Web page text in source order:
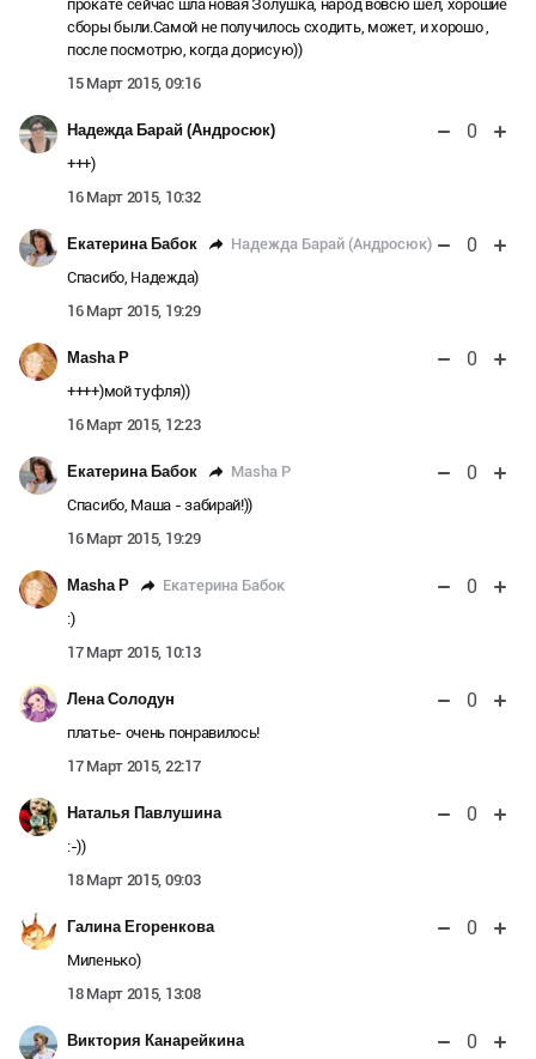
прокате сейчас шла новая Золушка, народ вовсю шел, хорошие
сборы были.Самой не получилось сходить, может, и хорошо ,
после посмотрю, когда дорисую))
15 Март 2015, 09:16
Надежда Барай (Андросюк) 0
+++)
16 Март 2015, 10:32
Екатерина Бабок Надежда Барай (Андросюк) 0
Спасибо, Надежда)
16 Март 2015, 19:29
Masha P 0
++++)мой туфля))
16 Март 2015, 12:23
Екатерина Бабок Masha P 0
Спасибо, Маша - забирай!))
16 Март 2015, 19:29
Masha P Екатерина Бабок 0
:)
17 Март 2015, 10:13
Лена Солодун 0
платье- очень понравилось!
17 Март 2015, 22:17
Наталья Павлушина 0
:-))
18 Март 2015, 09:03
Галина Егоренкова 0
Миленько)
18 Март 2015, 13:08
Виктория Канарейкина 0